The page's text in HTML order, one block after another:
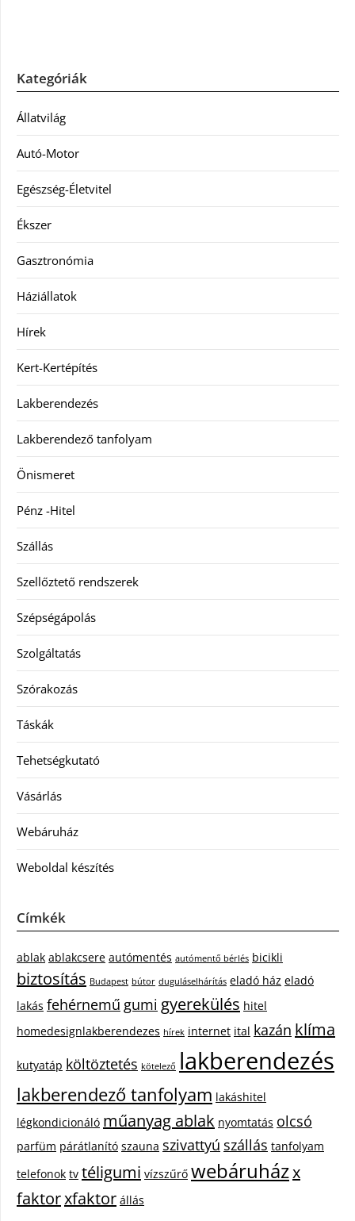
Kategóriák
Állatvilág
Autó-Motor
Egészség-Életvitel
Ékszer
Gasztronómia
Háziállatok
Hírek
Kert-Kertépítés
Lakberendezés
Lakberendező tanfolyam
Önismeret
Pénz -Hitel
Szállás
Szellőztető rendszerek
Szépségápolás
Szolgáltatás
Szórakozás
Táskák
Tehetségkutató
Vásárlás
Webáruház
Weboldal készítés
Címkék
ablak ablakcsere autómentés autómentő bérlés bicikli
biztosítás Budapest bútor duguláselhárítás eladó ház eladó
lakás fehérnemű gumi gyerekülés hitel
homedesignlakberendezes hírek internet ital kazán klíma
kutyatáp költöztetés kötelező lakberendezés
lakberendező tanfolyam lakáshitel
légkondicionáló műanyag ablak nyomtatás olcsó
parfüm párátlanító szauna szivattyú szállás tanfolyam
telefonok tv téligumi vízszűrő webáruházx
faktorxfaktor állás